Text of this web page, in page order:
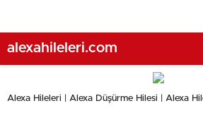
alexahileleri.com
Alexa Hileleri | Alexa Düşürme Hilesi | Alexa